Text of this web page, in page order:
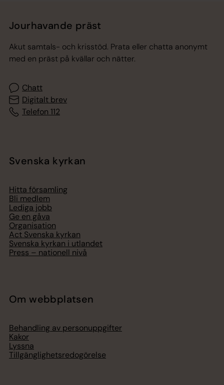
Jourhavande präst
Akut samtals- och krisstöd. Prata eller chatta anonymt
med en präst på kvällar och nätter.
Chatt
Digitalt brev
Telefon 112
Svenska kyrkan
Hitta församling
Bli medlem
Lediga jobb
Ge en gåva
Organisation
Act Svenska kyrkan
Svenska kyrkan i utlandet
Press – nationell nivå
Om webbplatsen
Behandling av personuppgifter
Kakor
Lyssna
Tillgänglighetsredogörelse